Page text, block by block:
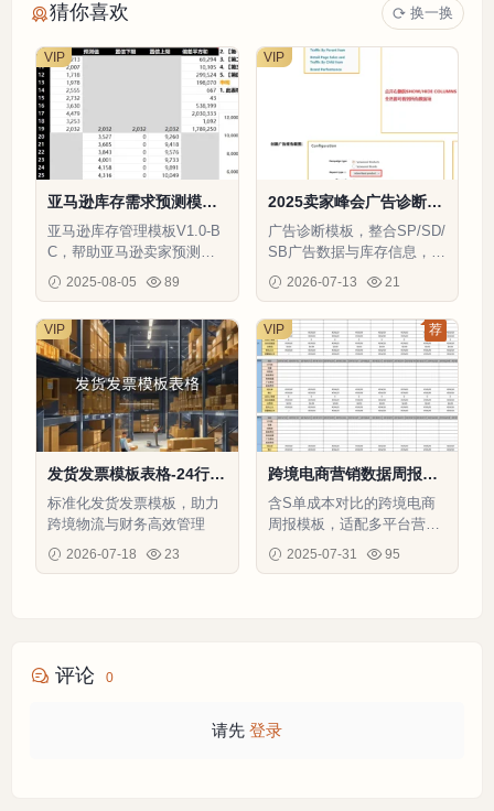
猜你喜欢 换一换
亚马逊库存需求预测模板
V1.0-BC-24175行-3个子
表
亚马逊库存管理模板V1.0-B
C，帮助亚马逊卖家预测库
存需求，优化库存管理，提
高销售额和利润。
2025-08-05 89
VIP
2025卖家峰会广告诊断模
板V1.13.1-8586行-9个子
表
广告诊断模板，整合SP/SD/
SB广告数据与库存信息，提
升广告分析效率
2026-07-13 21
VIP
发货发票模板表格-24行-1
个子表
标准化发货发票模板，助力
跨境物流与财务高效管理
2026-07-18 23
VIP
跨境电商营销数据周报分
析模板-47行-1个子表
含S单成本对比的跨境电商
周报模板，适配多平台营销
效果分析
2025-07-31 95
VIP 荐
评论 0
请先 登录